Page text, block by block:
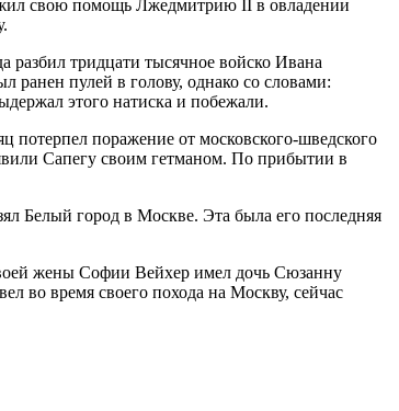
свою помощь Лжедмитрию II в овладении
тридцати тысячное войско Ивана
ранен пулей в голову, однако со словами:
этого натиска и побежали.
потерпел поражение от московского-шведского
Сапегу своим гетманом. По прибытии в
Белый город в Москве. Эта была его последняя
жены Софии Вейхер имел дочь Сюзанну
во время своего похода на Москву, сейчас